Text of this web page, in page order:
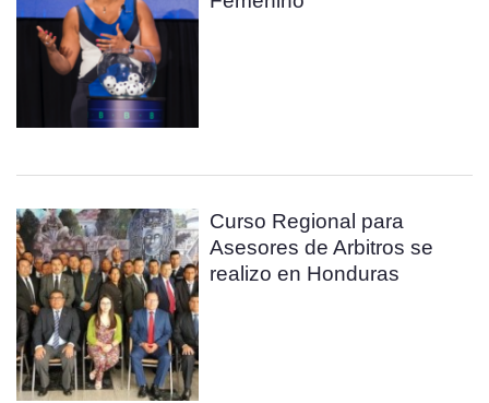
Curso Regional para
Asesores de Arbitros se
realizo en Honduras